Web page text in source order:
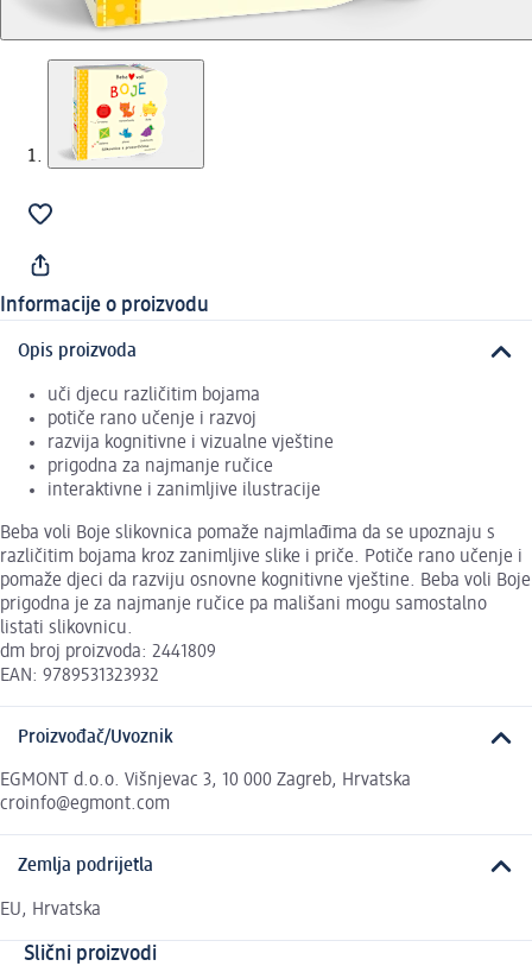
Informacije o proizvodu
Opis proizvoda
uči djecu različitim bojama
potiče rano učenje i razvoj
razvija kognitivne i vizualne vještine
prigodna za najmanje ručice
interaktivne i zanimljive ilustracije
Beba voli Boje slikovnica pomaže najmlađima da se upoznaju s
različitim bojama kroz zanimljive slike i priče. Potiče rano učenje i
pomaže djeci da razviju osnovne kognitivne vještine. Beba voli Boje
prigodna je za najmanje ručice pa mališani mogu samostalno
listati slikovnicu.
dm broj proizvoda: 2441809
EAN: 9789531323932
Proizvođač/Uvoznik
EGMONT d.o.o. Višnjevac 3, 10 000 Zagreb, Hrvatska
croinfo@egmont.com
Zemlja podrijetla
EU, Hrvatska
Slični proizvodi